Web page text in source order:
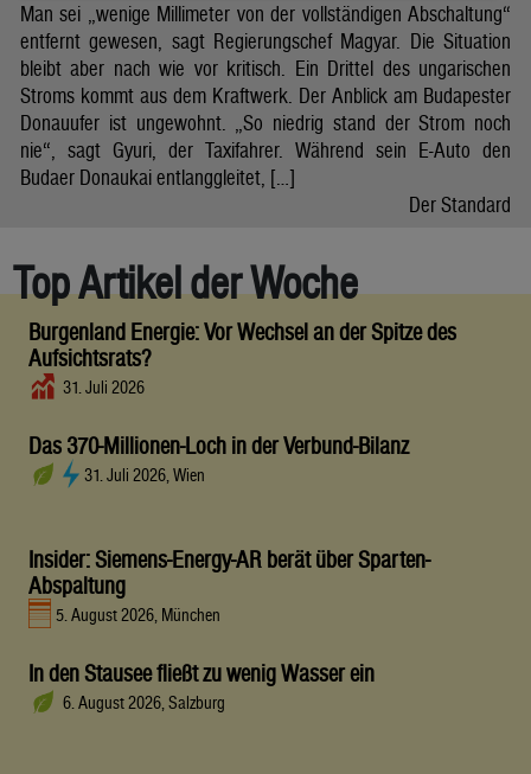
Man sei „wenige Millimeter von der vollständigen Abschaltung“
entfernt gewesen, sagt Regierungschef Magyar. Die Situation
bleibt aber nach wie vor kritisch. Ein Drittel des ungarischen
Stroms kommt aus dem Kraftwerk. Der Anblick am Budapester
Donauufer ist ungewohnt. „So niedrig stand der Strom noch
nie“, sagt Gyuri, der Taxifahrer. Während sein E-Auto den
Budaer Donaukai entlanggleitet, […]
Der Standard
Top Artikel der Woche
Burgenland Energie: Vor Wechsel an der Spitze des
Aufsichtsrats?
31. Juli 2026
Das 370-Millionen-Loch in der Verbund-Bilanz
31. Juli 2026, Wien
Insider: Siemens-Energy-AR berät über Sparten-
Abspaltung
5. August 2026, München
In den Stausee fließt zu wenig Wasser ein
6. August 2026, Salzburg